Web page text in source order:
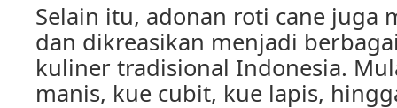
Selain itu, adonan roti cane juga
dan dikreasikan menjadi
kuliner tradisional Indonesia.
manis, kue cubit, kue lapis,